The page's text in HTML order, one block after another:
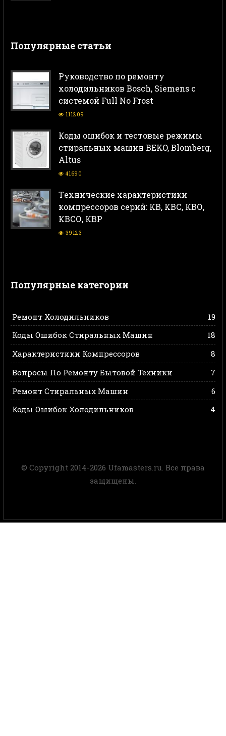
Популярные статьи
Руководство по ремонту
холодильников Bosch, Siemens с
системой Full No Frost
111209
Коды ошибок и тестовые режимы
стиральных машин BEKO, Blomberg,
Altus
41690
Тeхнические характеристики
компрессоров серий: КВ, КВС, КВО,
КВСО, КВР
39123
Популярные категории
Ремонт Холодильников
19
Коды Ошибок Стиральных Машин
18
Характеристики Компрессоров
8
Вопросы По Ремонту Бытовой Техники
7
Ремонт Стиральных Машин
6
Коды Ошибок Холодильников
4
© Copyright 2014-2026 Ufamasters.ru. Все права
защищены.